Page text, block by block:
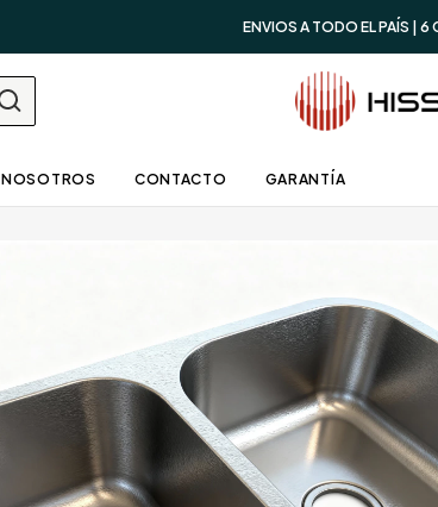
ENVIOS A TODO EL PAÍS | 6
NOSOTROS CONTACTO GARANTÍA